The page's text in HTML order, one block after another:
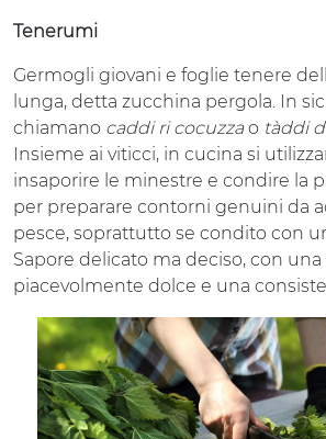
Tenerumi
Germogli giovani e foglie tenere
lunga, detta zucchina pergola. In
chiamano caddi ri cocuzzao tàddi
Insieme ai viticci, in cucina si
insaporire le minestre e condire la
per preparare contorni genuini da
pesce, soprattutto se condito con
Sapore delicato ma deciso, con una
piacevolmente dolce e una